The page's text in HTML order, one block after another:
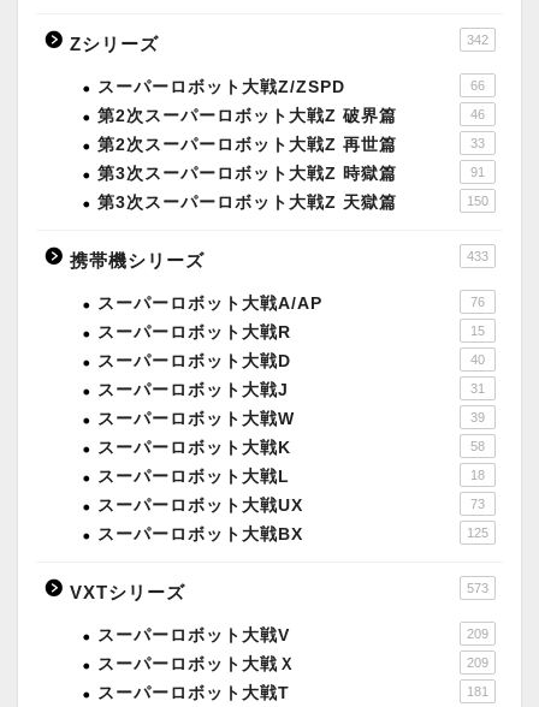
Zシリーズ 342
スーパーロボット大戦Z/ZSPD 66
第2次スーパーロボット大戦Z 破界篇 46
第2次スーパーロボット大戦Z 再世篇 33
第3次スーパーロボット大戦Z 時獄篇 91
第3次スーパーロボット大戦Z 天獄篇 150
携帯機シリーズ 433
スーパーロボット大戦A/AP 76
スーパーロボット大戦R 15
スーパーロボット大戦D 40
スーパーロボット大戦J 31
スーパーロボット大戦W 39
スーパーロボット大戦K 58
スーパーロボット大戦L 18
スーパーロボット大戦UX 73
スーパーロボット大戦BX 125
VXTシリーズ 573
スーパーロボット大戦V 209
スーパーロボット大戦Ｘ 209
スーパーロボット大戦T 181